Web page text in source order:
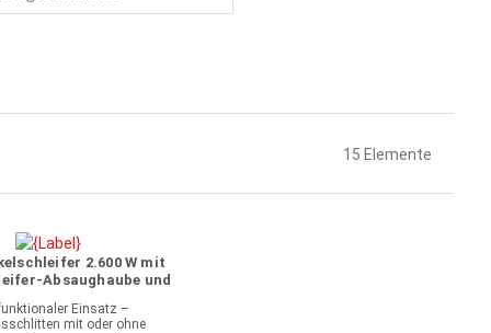
15 Elemente
2.600 W mit
Absaughaube und
Einsatz –
mit oder ohne